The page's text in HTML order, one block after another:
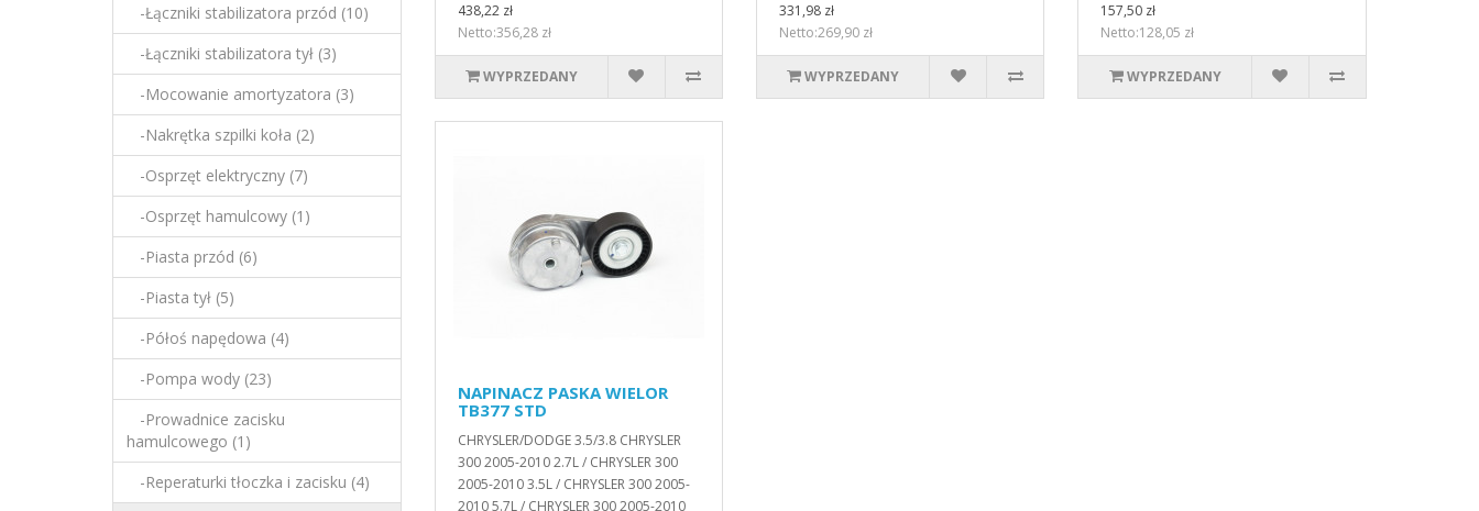
-Łączniki stabilizatora przód (10)
-Łączniki stabilizatora tył (3)
-Mocowanie amortyzatora (3)
-Nakrętka szpilki koła (2)
-Osprzęt elektryczny (7)
-Osprzęt hamulcowy (1)
-Piasta przód (6)
-Piasta tył (5)
-Półoś napędowa (4)
-Pompa wody (23)
-Prowadnice zacisku
hamulcowego (1)
-Reperaturki tłoczka i zacisku (4)
438,22 zł
Netto:356,28 zł
WYPRZEDANY
331,98 zł
Netto:269,90 zł
WYPRZEDANY
157,50 zł
Netto:128,05 zł
WYPRZEDANY
NAPINACZ PASKA WIELOR
TB377 STD
CHRYSLER/DODGE 3.5/3.8 CHRYSLER
300 2005-2010 2.7L / CHRYSLER 300
2005-2010 3.5L / CHRYSLER 300 2005-
2010 5.7L / CHRYSLER 300 2005-2010